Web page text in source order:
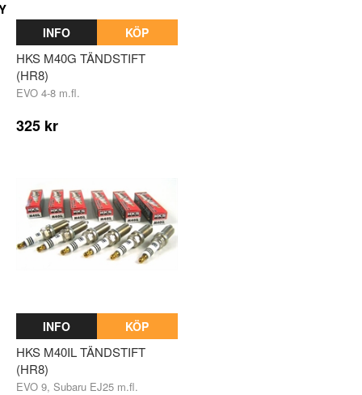
INFO KÖP
HKS M40G TÄNDSTIFT
(HR8)
EVO 4-8 m.fl.
325 kr
INFO KÖP
HKS M40IL TÄNDSTIFT
(HR8)
EVO 9, Subaru EJ25 m.fl.